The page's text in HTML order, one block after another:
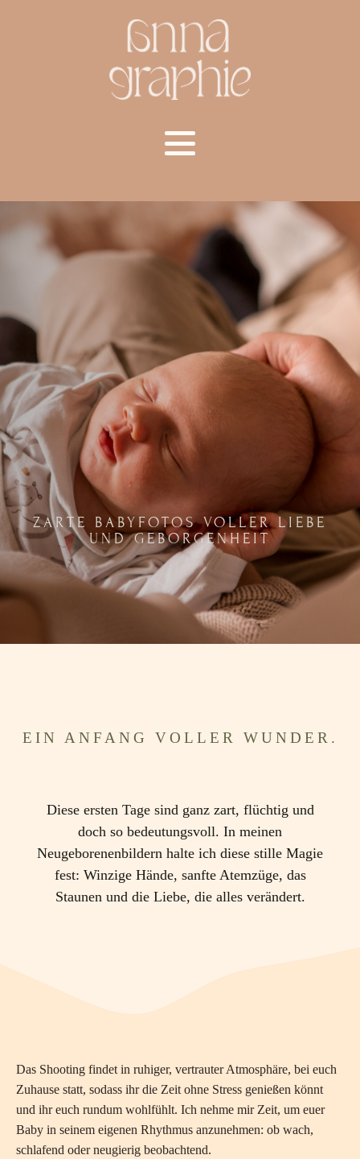
ZARTE BABYFOTOS VOLLER LIEBE
UND GEBORGENHEIT
EIN ANFANG VOLLER WUNDER.
Diese ersten Tage sind ganz zart, flüchtig und
doch so bedeutungsvoll. In meinen
Neugeborenenbildern halte ich diese stille Magie
fest: Winzige Hände, sanfte Atemzüge, das
Staunen und die Liebe, die alles verändert.
Das Shooting findet in ruhiger, vertrauter Atmosphäre, bei euch
Zuhause statt, sodass ihr die Zeit ohne Stress genießen könnt
und ihr euch rundum wohlfühlt. Ich nehme mir Zeit, um euer
Baby in seinem eigenen Rhythmus anzunehmen: ob wach,
schlafend oder neugierig beobachtend.